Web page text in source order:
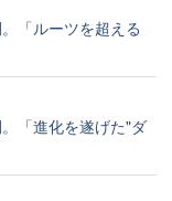
「ルーツを超える
「進化を遂げた"ダ